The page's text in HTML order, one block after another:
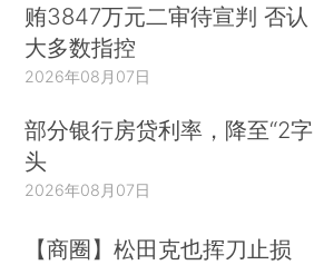
贿3847万元二审待宣判 否认
大多数指控
2026年08月07日
部分银行房贷利率，降至“2字
头
2026年08月07日
【商圈】松田克也挥刀止损